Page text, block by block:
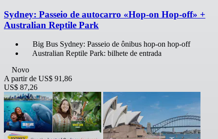
Sydney: Passeio de autocarro «Hop-on Hop-off» +
Australian Reptile Park
Big Bus Sydney: Passeio de ônibus hop-on hop-off
Australian Reptile Park: bilhete de entrada
Novo
A partir de US$ 91,86
US$ 87,26